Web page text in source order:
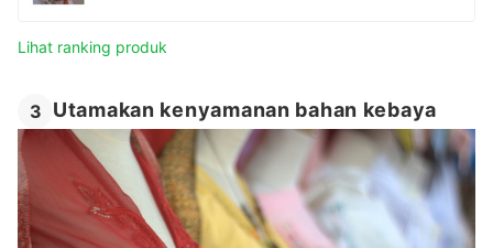
Lihat ranking produk
3 Utamakan kenyamanan bahan kebaya